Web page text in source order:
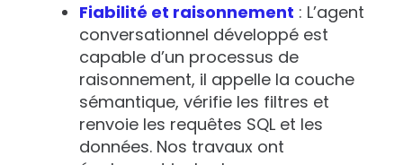
Fiabilité et raisonnement : L’agent
conversationnel développé est
capable d’un processus de
raisonnement, il appelle la couche
sémantique, vérifie les filtres et
renvoie les requêtes SQL et les
données. Nos travaux ont